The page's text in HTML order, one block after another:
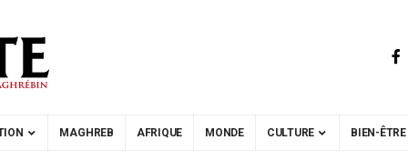
MAGHREB AFRIQUE MONDE CULTURE BIEN-ÊTRE